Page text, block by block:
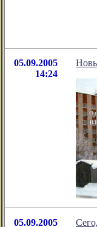
05.09.2005
14:24
05.09.2005